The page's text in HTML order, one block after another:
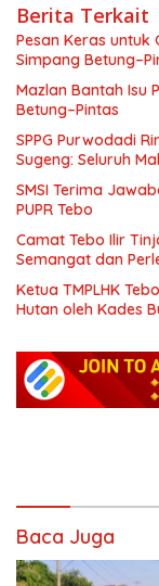
Berita Terkait
Pesan Keras
Simpang
Mazlan Bantah Isu
Betung–Pintas
SPPG Purwodadi
Sugeng: Seluruh
SMSI Terima
PUPR Tebo
Camat Tebo Ilir
Semangat dan
Ketua TMPLHK
Hutan oleh Kades
Baca Juga